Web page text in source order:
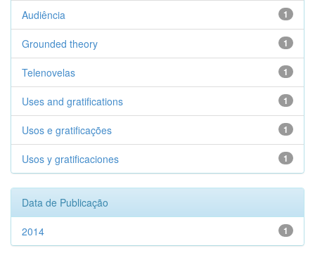
1
Audiência
1
Grounded theory
1
Telenovelas
1
Uses and gratifications
1
Usos e gratificações
1
Usos y gratificaciones
Data de Publicação
1
2014